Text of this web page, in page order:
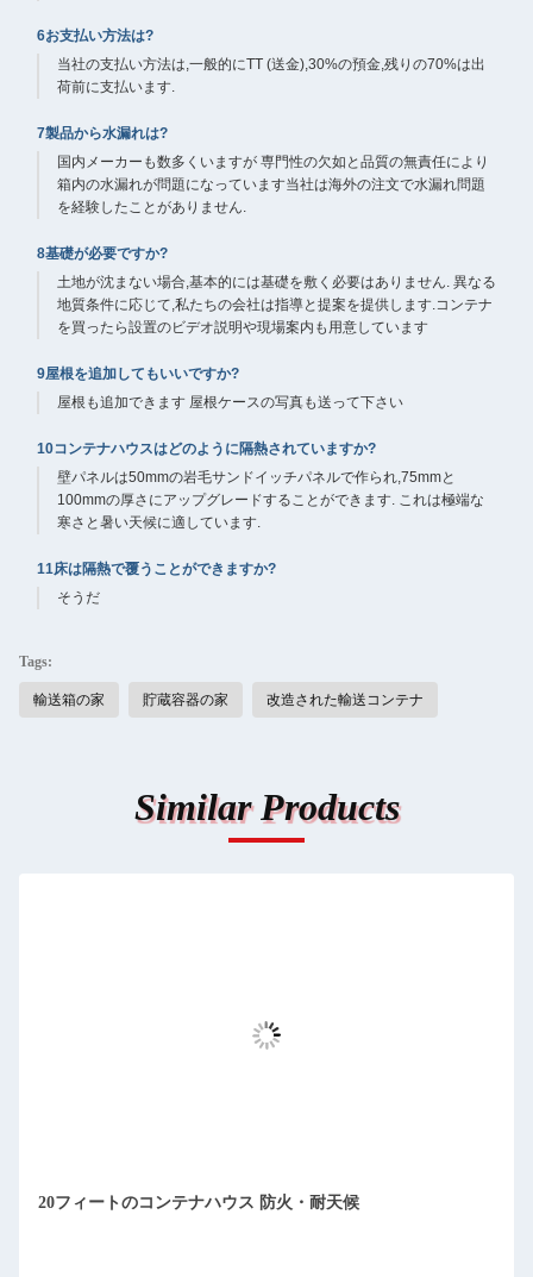
6お支払い方法は?
当社の支払い方法は,一般的にTT (送金),30%の預金,残りの70%は出
荷前に支払います.
7製品から水漏れは?
国内メーカーも数多くいますが 専門性の欠如と品質の無責任により
箱内の水漏れが問題になっています当社は海外の注文で水漏れ問題
を経験したことがありません.
8基礎が必要ですか?
土地が沈まない場合,基本的には基礎を敷く必要はありません. 異なる
地質条件に応じて,私たちの会社は指導と提案を提供します.コンテナ
を買ったら設置のビデオ説明や現場案内も用意しています
9屋根を追加してもいいですか?
屋根も追加できます 屋根ケースの写真も送って下さい
10コンテナハウスはどのように隔熱されていますか?
壁パネルは50mmの岩毛サンドイッチパネルで作られ,75mmと
100mmの厚さにアップグレードすることができます. これは極端な
寒さと暑い天候に適しています.
11床は隔熱で覆うことができますか?
そうだ
Tags:
輸送箱の家 貯蔵容器の家 改造された輸送コンテナ
Similar Products
コンパクト 切り離せる プリファブ コンテナ の 家 清掃 が 簡